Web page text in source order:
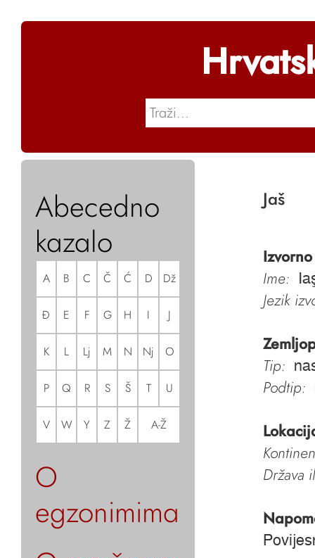
Abecedno
kazalo
A B C Č Ć D Dž
Đ E F G H I J
K L Lj M N Nj O
P Q R S Š T U
V W Y Z Ž A-Ž
O
egzonimima
Jaš
Ime:
Jezik
Tip:
Podtip:
Država